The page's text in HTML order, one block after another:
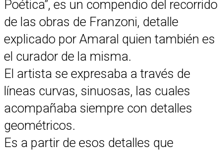
Poética”, es un compendio del recorrido
de las obras de Franzoni, detalle
explicado por Amaral quien también es
el curador de la misma.
El artista se expresaba a través de
líneas curvas, sinuosas, las cuales
acompañaba siempre con detalles
geométricos.
Es a partir de esos detalles que